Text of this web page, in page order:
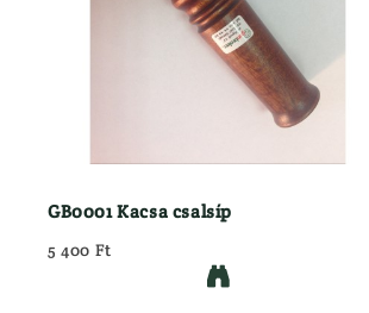
GB0001 Kacsa csalsíp
5 400 Ft
